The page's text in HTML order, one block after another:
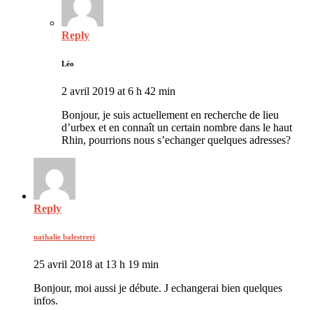
Reply
Léo
2 avril 2019 at 6 h 42 min
Bonjour, je suis actuellement en recherche de lieu
d’urbex et en connaît un certain nombre dans le haut
Rhin, pourrions nous s’echanger quelques adresses?
Reply
nathalie balestreri
25 avril 2018 at 13 h 19 min
Bonjour, moi aussi je débute. J echangerai bien quelques
infos.